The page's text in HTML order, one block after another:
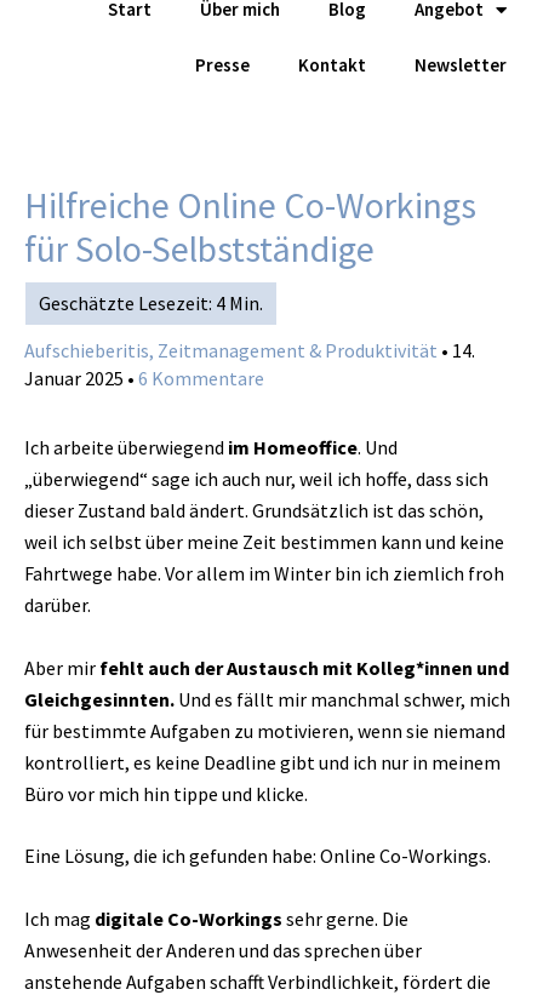
Start Über mich Blog Angebot
Presse Kontakt Newsletter
Hilfreiche Online Co-Workings
für Solo-Selbstständige
Aufschieberitis, Zeitmanagement & Produktivität • 14.
Januar 2025 • 6 Kommentare
Ich arbeite überwiegend im Homeoffice. Und
„überwiegend“ sage ich auch nur, weil ich hoffe, dass sich
dieser Zustand bald ändert. Grundsätzlich ist das schön,
weil ich selbst über meine Zeit bestimmen kann und keine
Fahrtwege habe. Vor allem im Winter bin ich ziemlich froh
darüber.
Aber mir fehlt auch der Austausch mit Kolleg*innen und
Gleichgesinnten. Und es fällt mir manchmal schwer, mich
für bestimmte Aufgaben zu motivieren, wenn sie niemand
kontrolliert, es keine Deadline gibt und ich nur in meinem
Büro vor mich hin tippe und klicke.
Eine Lösung, die ich gefunden habe: Online Co-Workings.
Ich mag digitale Co-Workings sehr gerne. Die
Anwesenheit der Anderen und das sprechen über
anstehende Aufgaben schafft Verbindlichkeit, fördert die